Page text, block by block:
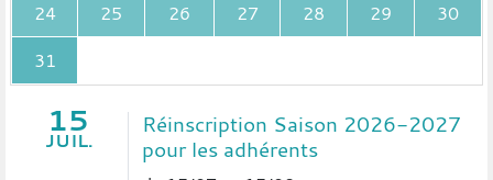
24
25 26 27 28 29
30
31
15
JUIL.
Réinscription Saison 2026-2027
pour les adhérents